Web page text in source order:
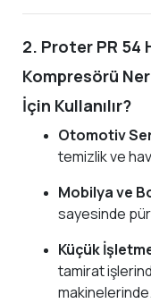
2. Proter PR 54
Kompresörü
İçin Kullanılır?
Otomotiv
temizlik ve
Mobilya ve
sayesinde
Küçük
tamirat
makinelerinde.